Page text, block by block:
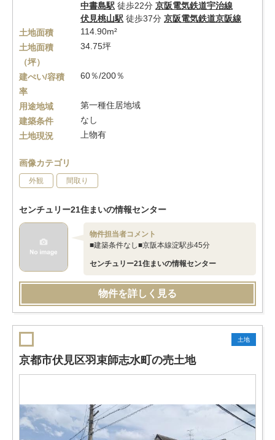
中書島駅 徒歩22分 京阪電気鉄道宇治線
伏見桃山駅 徒歩37分 京阪電気鉄道京阪線
土地面積
114.90m²
土地面積
（坪）
34.75坪
建ぺい/容積
率
60％/200％
用途地域
第一種住居地域
建築条件
なし
土地現況
上物有
画像カテゴリ
外観 間取り
センチュリー21住まいの情報センター
物件担当者コメント
■建築条件なし■京阪本線淀駅歩45分
センチュリー21住まいの情報センター
物件を詳しく見る
土地
京都市伏見区羽束師志水町の売土地